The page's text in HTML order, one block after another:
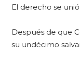
El derecho se
Después de que
su undécimo